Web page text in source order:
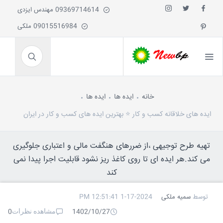
خانه ایده ها
ایده ها
ایده های خلاقانه کسب و کار ⭐️ بهترین ایده های کسب و کار در ایران
تهیه طرح توجیهی ،از ضررهای هنگفت مالی و اعتباری جلوگیری
می کند.هر ایده ای تا روی کاغذ ریز نشود قابلیت اجرا پیدا نمی
کند
توسط سمیه ملکی
1-17-2024 12:51:41 PM
1402/10/27
مشاهده نظرات0